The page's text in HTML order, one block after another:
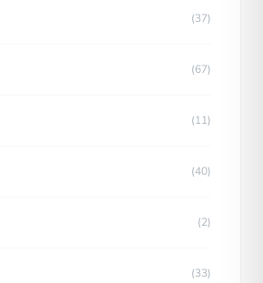
(37)
(67)
(11)
(40)
(2)
(33)